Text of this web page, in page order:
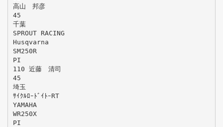
高山 邦彦
45
千葉
SPROUT RACING
Husqvarna
SM250R
PI
110 近藤 清司
45
埼玉
ｻｲｸﾙﾛｰﾄﾞｲﾄｰRT
YAMAHA
WR250X
PI